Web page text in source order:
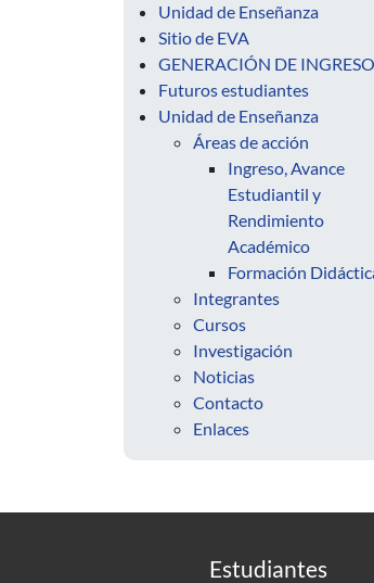
Unidad de Enseñanza
Sitio de EVA
GENERACIÓN DE INGRESO
Futuros estudiantes
Unidad de Enseñanza
Áreas de acción
Ingreso, Avance
Estudiantil y
Rendimiento
Académico
Formación
Integrantes
Cursos
Investigación
Noticias
Contacto
Enlaces
Estudiantes